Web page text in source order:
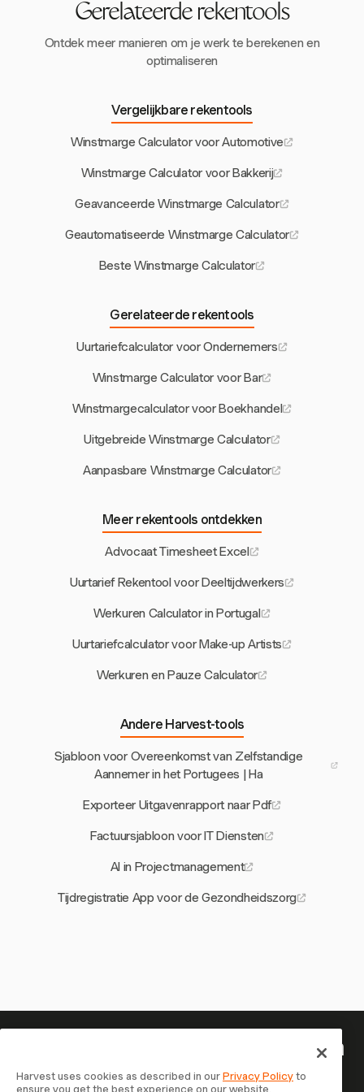
Gerelateerde rekentools
Ontdek meer manieren om je werk te berekenen en
optimaliseren
Vergelijkbare rekentools
Winstmarge Calculator voor Automotive
Winstmarge Calculator voor Bakkerij
Geavanceerde Winstmarge Calculator
Geautomatiseerde Winstmarge Calculator
Beste Winstmarge Calculator
Gerelateerde rekentools
Uurtariefcalculator voor Ondernemers
Winstmarge Calculator voor Bar
Winstmargecalculator voor Boekhandel
Uitgebreide Winstmarge Calculator
Aanpasbare Winstmarge Calculator
Meer rekentools ontdekken
Advocaat Timesheet Excel
Uurtarief Rekentool voor Deeltijdwerkers
Werkuren Calculator in Portugal
Uurtariefcalculator voor Make-up Artists
Werkuren en Pauze Calculator
Andere Harvest-tools
Sjabloon voor Overeenkomst van Zelfstandige
Aannemer in het Portugees | Ha
Exporteer Uitgavenrapport naar Pdf
Factuursjabloon voor IT Diensten
AI in Projectmanagement
Tijdregistratie App voor de Gezondheidszorg
Je tijd is het waard om bij te houden
— begin nu
Harvest uses cookies as described in ourPrivacy Policyto
ensure you get the best experience on our website.